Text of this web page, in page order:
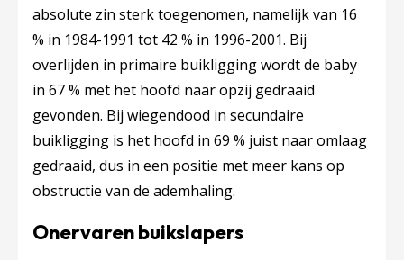
absolute zin sterk toegenomen, namelijk van 16
% in 1984-1991 tot 42 % in 1996-2001. Bij
overlijden in primaire buikligging wordt de baby
in 67 % met het hoofd naar opzij gedraaid
gevonden. Bij wiegendood in secundaire
buikligging is het hoofd in 69 % juist naar omlaag
gedraaid, dus in een positie met meer kans op
obstructie van de ademhaling.
Onervaren buikslapers